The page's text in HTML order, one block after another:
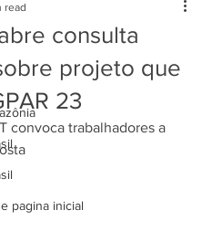
pagina inicial
consulta
projeto que
23
read
convoca trabalhadores a